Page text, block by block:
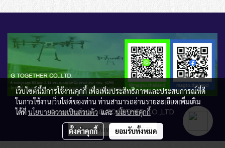
Copy right by G TOGETHER CO.,LTD.
ผู้เข้าชมทั้งหมด 240,573
เว็บไซต์นี้มีการใช้งานคุกกี้ เพื่อเพิ่มประสิทธิภาพและประสบการณ์ที่ดี
ในการใช้งานเว็บไซต์ของท่าน ท่านสามารถอ่านรายละเอียดเพิ่มเติม
ได้ที่นโยบายความเป็นส่วนตัวและนโยบายคุกกี้
ตั้งค่าคุกกี้ ยอมรับทั้งหมด